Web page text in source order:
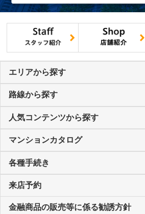
エリアから探す
路線から探す
人気コンテンツから探す
マンションカタログ
各種手続き
来店予約
金融商品の販売等に係る勧誘方針